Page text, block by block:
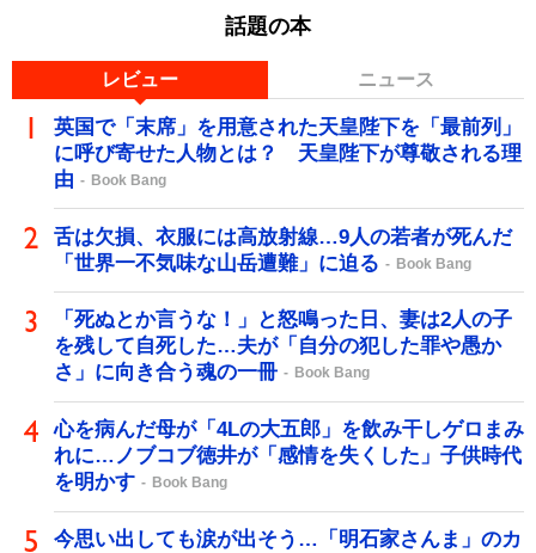
話題の本
レビュー ニュース
英国で「末席」を用意された天皇陛下を「最前列」
に呼び寄せた人物とは？ 天皇陛下が尊敬される理
由
Book Bang
舌は欠損、衣服には高放射線…9人の若者が死んだ
「世界一不気味な山岳遭難」に迫る
Book Bang
「死ぬとか言うな！」と怒鳴った日、妻は2人の子
を残して自死した…夫が「自分の犯した罪や愚か
さ」に向き合う魂の一冊
Book Bang
心を病んだ母が「4Lの大五郎」を飲み干しゲロまみ
れに…ノブコブ徳井が「感情を失くした」子供時代
を明かす
Book Bang
今思い出しても涙が出そう…「明石家さんま」のカ